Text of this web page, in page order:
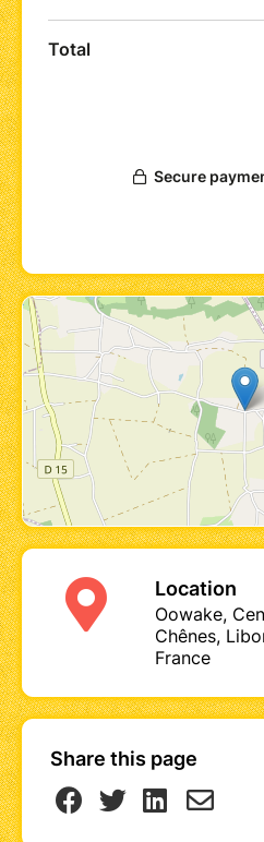
votre confiance et
Un atelier vivant, riche
concrets et une relation
Horaires : 10h00 –
Tarif :70 €
(prévoir
pour le déjeuner)
Matériel : apportez
vous n’en avez pas,
seront disponibles
vente sur place.
Location
Oowake,
Chênes,
France
Share this page